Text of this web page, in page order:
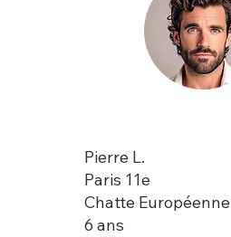
Pierre L.
Paris 11e
Chatte Européenne
6 ans